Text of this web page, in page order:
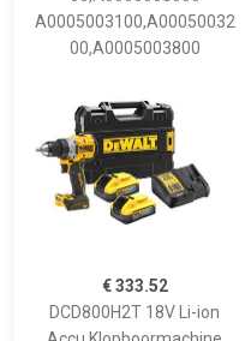
A0005003100,A00050032
00,A0005003800
€ 333.52
DCD800H2T 18V Li-ion